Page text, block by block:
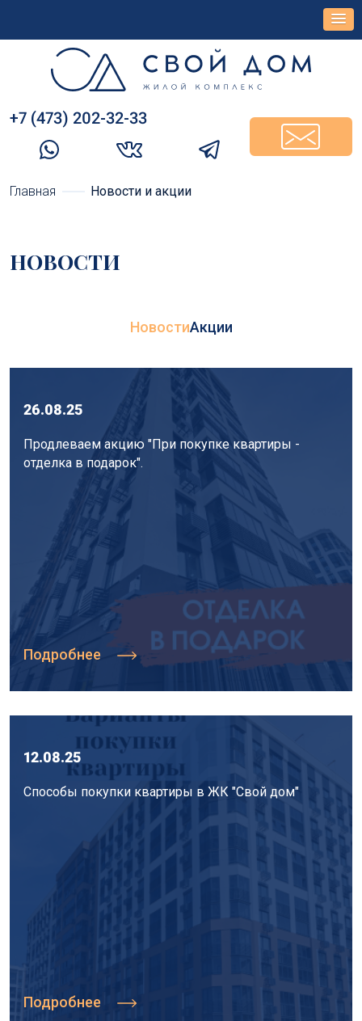
+7 (473) 202-32-33‬
Главная Новости и акции
НОВОСТИ
НовостиАкции
26.08.25
Продлеваем акцию "При покупке квартиры -
отделка в подарок".
Подробнее
12.08.25
Способы покупки квартиры в ЖК "Свой дом"
Подробнее